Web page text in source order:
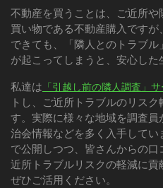
不動産を買うことは、ご近所
買い物である不動産購入です
できても、「隣人とのトラブ
が起こってしまうと、安心した
私達は 「引越し前の隣人調査」
トし、ご近所トラブルのリス
す。実際に様々な地域を調査
治会情報などを多く入手して
で公開しつつ、皆さんからの
近所トラブルリスクの軽減に貢
ぜひご活用ください。